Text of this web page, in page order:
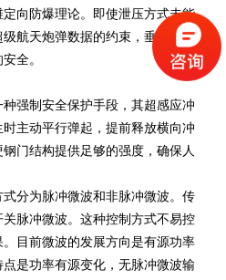
向防爆理论。即使泄压方式未能
航天炮弹数据的约束，垂直释放
全。
强制安全保护手段，其超感应冲
主动平行弹起，提前释放横向冲
门结构提供足够的强度，确保人
分为脉冲微波和非脉冲微波。传
脉冲微波。这种控制方式不易控
目前微波的发展方向是有源功率
是功率有源变化，无脉冲微波输